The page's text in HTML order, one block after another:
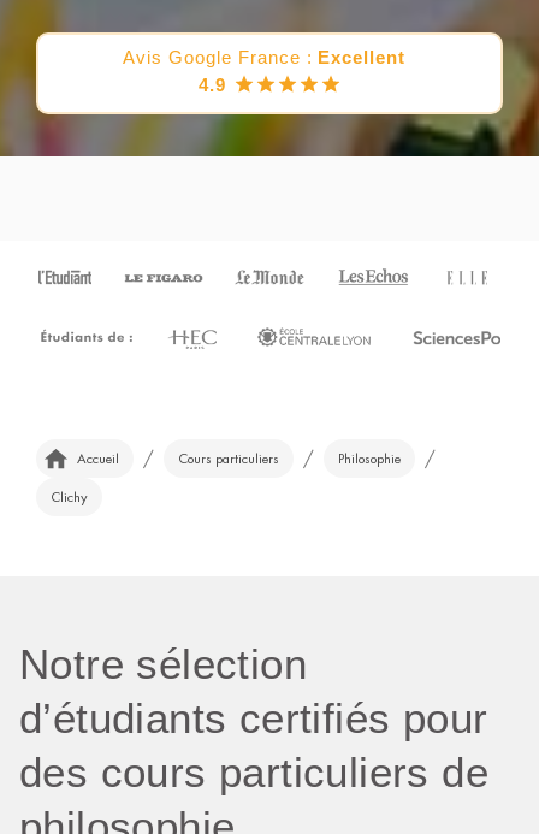
Avis Google France : Excellent
4.9
Accueil / Cours particuliers / Philosophie /
Clichy
Notre sélection
d’étudiants certifiés pour
des cours particuliers de